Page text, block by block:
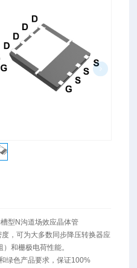
型N沟道场效应晶体管
度，可为大多数同步降压转换器应
和栅极电荷性能。
绿色产品要求，保证100%